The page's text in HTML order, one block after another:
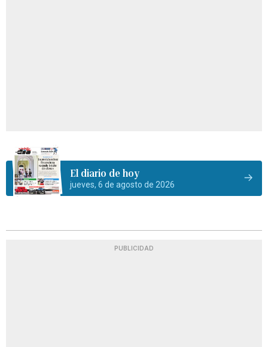
El diario de hoy
jueves, 6 de agosto de 2026
PUBLICIDAD